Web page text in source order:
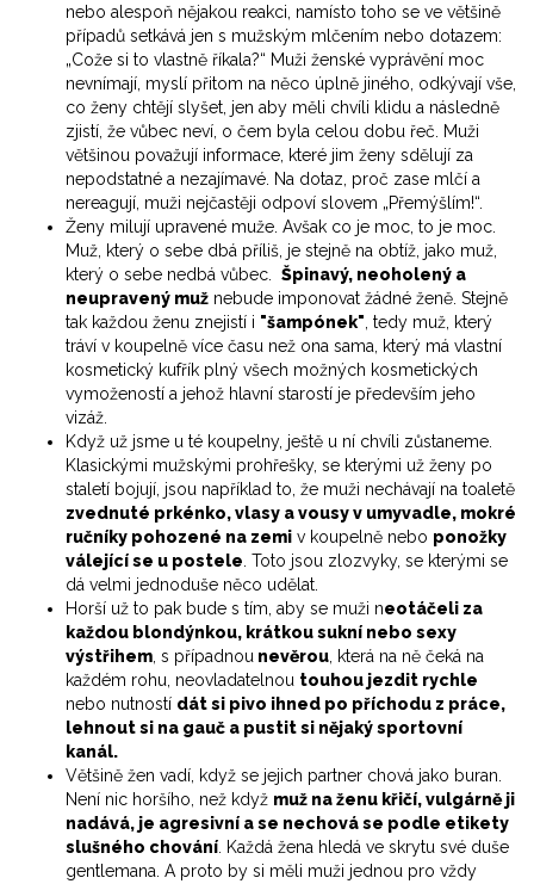
nebo alespoň nějakou reakci, namísto toho se ve většině
případů setkává jen s mužským mlčením nebo dotazem:
„Cože si to vlastně říkala?“ Muži ženské vyprávění moc
nevnímají, myslí přitom na něco úplně jiného, odkývají vše,
co ženy chtějí slyšet, jen aby měli chvíli klidu a následně
zjistí, že vůbec neví, o čem byla celou dobu řeč. Muži
většinou považují informace, které jim ženy sdělují za
nepodstatné a nezajímavé. Na dotaz, proč zase mlčí a
nereagují, muži nejčastěji odpoví slovem „Přemýšlím!“.
Ženy milují upravené muže. Avšak co je moc, to je moc.
Muž, který o sebe dbá příliš, je stejně na obtíž, jako muž,
který o sebe nedbá vůbec. Špinavý, neoholený a
neupravený muž nebude imponovat žádné ženě. Stejně
tak každou ženu znejistí i "šampónek", tedy muž, který
tráví v koupelně více času než ona sama, který má vlastní
kosmetický kufřík plný všech možných kosmetických
vymožeností a jehož hlavní starostí je především jeho
vizáž.
Když už jsme u té koupelny, ještě u ní chvíli zůstaneme.
Klasickými mužskými prohřešky, se kterými už ženy po
staletí bojují, jsou například to, že muži nechávají na toaletě
zvednuté prkénko, vlasy a vousy v umyvadle, mokré
ručníky pohozené na zemi v koupelně nebo ponožky
válející se u postele. Toto jsou zlozvyky, se kterými se
dá velmi jednoduše něco udělat.
Horší už to pak bude s tím, aby se muži neotáčeli za
každou blondýnkou, krátkou sukní nebo sexy
výstřihem, s případnou nevěrou, která na ně čeká na
každém rohu, neovladatelnou touhou jezdit rychle
nebo nutností dát si pivo ihned po příchodu z práce,
lehnout si na gauč a pustit si nějaký sportovní
kanál.
Většině žen vadí, když se jejich partner chová jako buran.
Není nic horšího, než když muž na ženu křičí, vulgárně ji
nadává, je agresivní a se nechová se podle etikety
slušného chování. Každá žena hledá ve skrytu své duše
gentlemana. A proto by si měli muži jednou pro vždy